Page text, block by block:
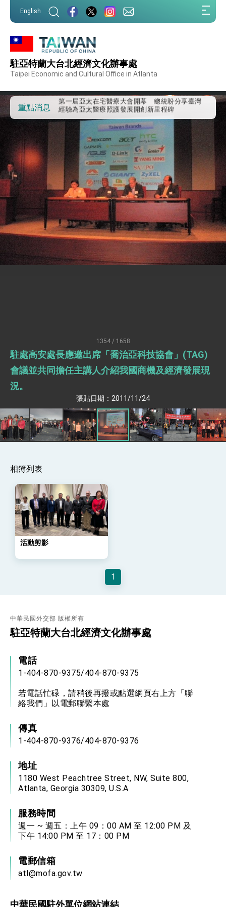
English
駐亞特蘭大台北經濟文化辦事處
Taipei Economic and Cultural Office in Atlanta
重點消息
外交部重要言論
我國政府將在美國亞利桑納州設立「駐鳳凰城辦
事處」，進一步深化台美交流合作
經驗為亞太醫療照護發展開創新里程碑
外交部發布WHA文宣影片「台灣醫療點亮世界」
及「台灣智慧醫療與健康產業展」預告短片，向
世界展現台灣守護全球健康的創新能量
總統出訪史瓦帝尼返國談話 強調臺灣人有權利
走向世界 盼與理念相近國家共同維護國際秩序
堅定走向世界 賴總統抵達史瓦帝尼王國進行國是
總統與五院院長新春茶敘 盼化分歧為團結、為
國家邁出合作第一步
總統農曆春節談話
台美貿易協議完成簽署達成6大目標、創5大歷史
性突破 總統強調將以3大面向加速臺灣經濟轉型
升級 籲請立院全力支持並盡速通過
臺美簽署「對等貿易協定」確立對等關稅15%且不
疊加 我輸美2072項產品豁免對等關稅
總統接受「法新社」（AFP）專訪內容
外交部長林佳龍於《外交事務》撰文指出：自由
外交部長林佳龍午宴歡迎美國聯邦參議員蓋耶哥
訪問團
外交部長林佳龍接見美國智庫「德國馬歇爾基金
會」訪問團一行，深化跨大西洋戰略夥伴關係
成「臺美對等貿易協定」簽署
卓揆：臺美關稅談判階段性結果有助臺灣取得有
利戰略地位 全力支持「臺美對等貿易協定」簽署
外交部與數位發展部攜手合作，整合台灣雄厚數
位實力，達成固邦榮邦目標
總統以「韌性之島，希望之光」為題發表2026新
年談話
總統主持「守護民主台灣國安行動方案」記者
會 強調以實力守護台海和平 以決心掌握國家
命運
變局中 奮起的新臺灣 總統發表國慶演說
團結 迎風轉型 穩健前行
賴總統就職演說影片
外交部重要言論
我國政府將在美國亞利桑納州設立「駐鳳凰城辦
事處」，進一步深化台美交流合作
1354 / 1658
駐處高安處長應邀出席「喬治亞科技協會」(TAG)
會議並共同擔任主講人介紹我國商機及經濟發展現
況。
張貼日期：2011/11/24
相簿列表
活動剪影
1
中華民國外交部 版權所有
駐亞特蘭大台北經濟文化辦事處
電話
1-404-870-9375/404-870-9375
若電話忙碌，請稍後再撥或點選網頁右上方「聯
絡我們」以電郵聯繫本處
傳真
1-404-870-9376/404-870-9376
地址
1180 West Peachtree Street, NW, Suite 800,
Atlanta, Georgia 30309, U.S.A
服務時間
週一 ~ 週五：上午 09：00 AM 至 12:00 PM 及
下午 14:00 PM 至 17：00 PM
電郵信箱
atl@mofa.gov.tw
中華民國駐外單位網站連結